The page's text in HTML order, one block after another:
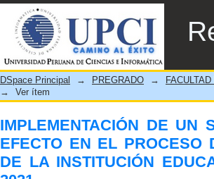
IMPLEMENTACIÓN DE UN
APRENDIZAJE EN
AYACUCHO, 2021
DSpace Principal → PREGRADO →
→
Ver ítem
IMPLEMENTACIÓN DE UN
EFECTO EN EL PROCESO
DE LA INSTITUCIÓN